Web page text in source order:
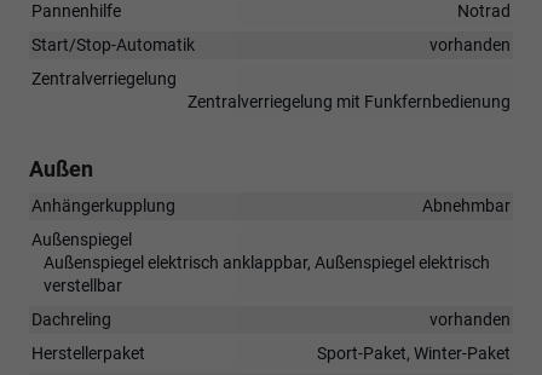
Pannenhilfe
Notrad
Start/Stop-Automatik
vorhanden
Zentralverriegelung
Zentralverriegelung mit Funkfernbedienung
Außen
Anhängerkupplung
Abnehmbar
Außenspiegel
Außenspiegel elektrisch anklappbar, Außenspiegel elektrisch
verstellbar
Dachreling
vorhanden
Herstellerpaket
Sport-Paket, Winter-Paket